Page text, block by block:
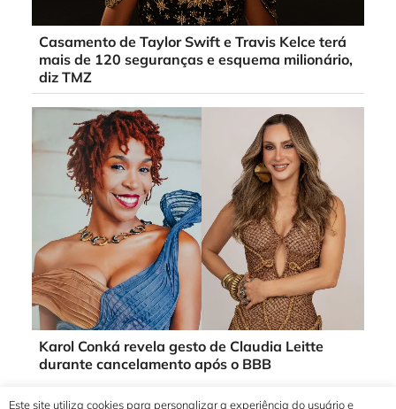
Casamento de Taylor Swift e Travis Kelce terá
mais de 120 seguranças e esquema milionário,
diz TMZ
Karol Conká revela gesto de Claudia Leitte
durante cancelamento após o BBB
Este site utiliza cookies para personalizar a experiência do usuário e